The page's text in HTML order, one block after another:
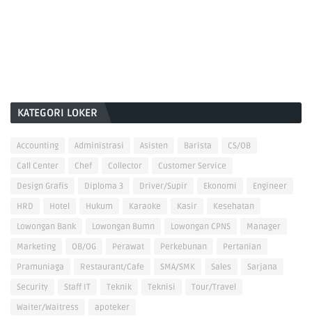
KATEGORI LOKER
Accounting Administrasi Asisten Barista
CS/OB
Call Center
Chef Collector
Customer Service
Design Grafis
Diploma 3 Driver/Supir Ekonomi
Engineer
HRD
Hotel Hukum Karaoke Kasir
Kesehatan
Lowongan Bank
Lowongan Bumn Lowongan CPNS
Manager
Marketing
OB/OG Perawat Perkebunan
Pertanian
Pramuniaga
Restaurant/Cafe SMA/SMK Sales
Sarjana
Security
Staff IT Teknik Teknisi
Tour/Travel
Waiter/Waitress
apoteker